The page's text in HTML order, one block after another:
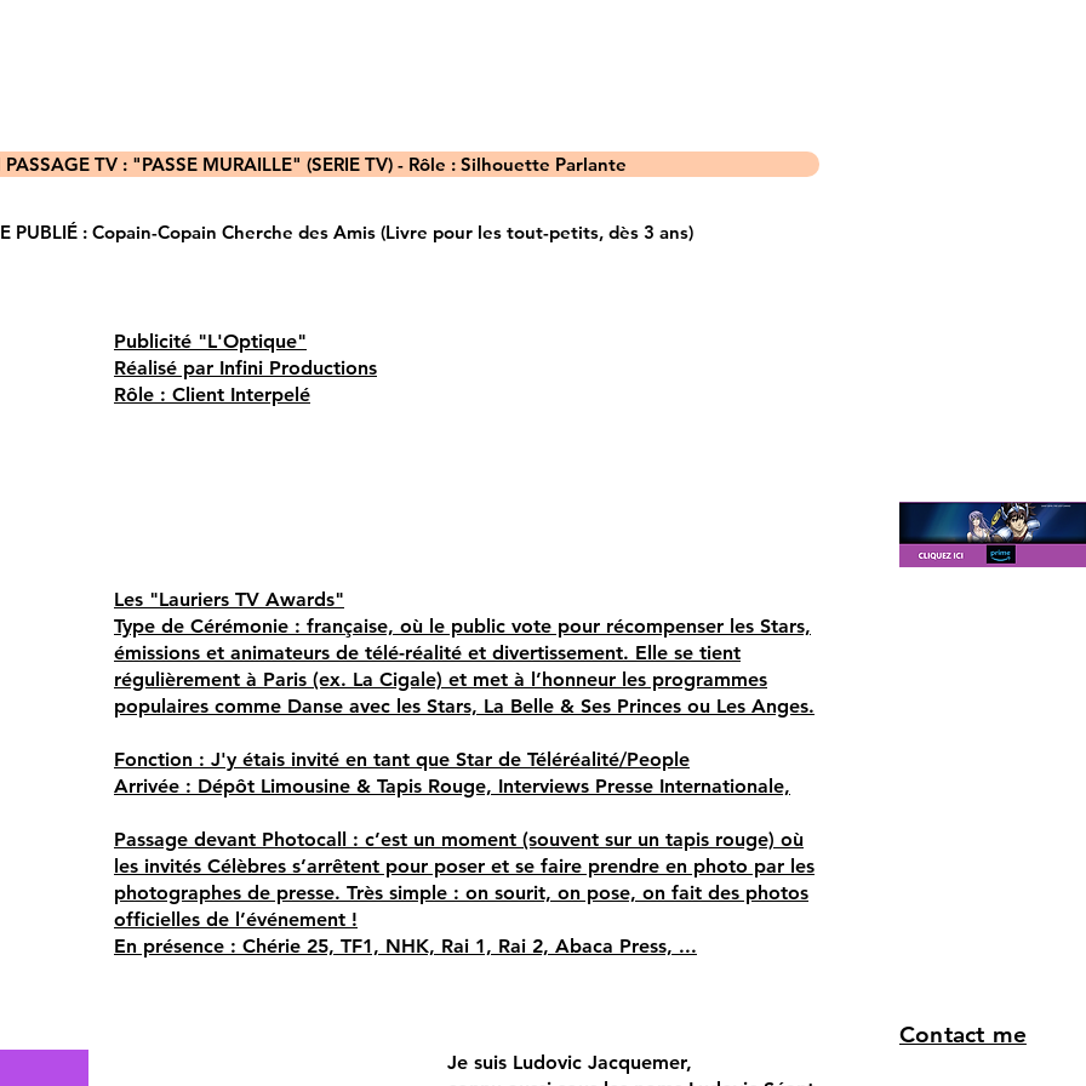
PASSAGE TV : "PASSE MURAILLE" (SERIE TV) - Rôle : Silhouette Parlante
PUBLIÉ : Copain-Copain Cherche des Amis (Livre pour les tout-petits, dès 3 ans)
Publicité "L'Optique"
Réalisé par Infini Productions
Rôle : Client Interpelé
Les "Lauriers TV Awards"
Type de Cérémonie : française, où le public vote pour récompenser les Stars,
émissions et animateurs de télé-réalité et divertissement. Elle se tient
régulièrement à Paris (ex. La Cigale) et met à l’honneur les programmes
populaires comme Danse avec les Stars, La Belle & Ses Princes ou Les Anges.
Fonction : J'y étais invité en tant que Star de Téléréalité/People
Arrivée : Dépôt Limousine & Tapis Rouge, Interviews Presse Internationale,
Passage devant Photocall : c’est un moment (souvent sur un tapis rouge) où
les invités Célèbres s’arrêtent pour poser et se faire prendre en photo par les
photographes de presse. Très simple : on sourit, on pose, on fait des photos
officielles de l’événement !
En présence : Chérie 25, TF1, NHK, Rai 1, Rai 2, Abaca Press, ...
Contact me
Je suis Ludovic Jacquemer,